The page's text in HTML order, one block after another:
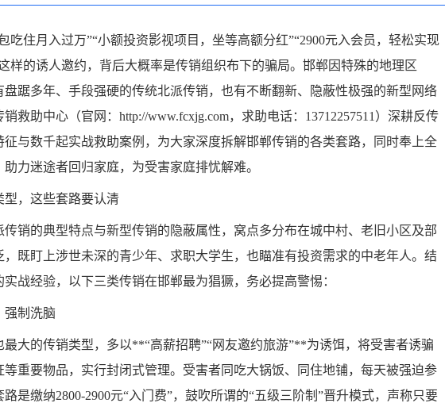
住月入过万”“小额投资影视项目，坐等高额分红”“2900元入会员，轻松实现
的诱人邀约，背后大概率是传销组织布下的骗局。邯郸因特殊的地理区
踞多年、手段强硬的传统北派传销，也有不断翻新、隐蔽性极强的新型网络
救助中心（官网：http://www.fcxjg.com，求助电话：13712257511）深耕反传
与数千起实战救助案例，为大家深度拆解邯郸传销的各类套路，同时奉上全
力迷途者回归家庭，为受害家庭排忧解难。
，这些套路要认清
销的典型特点与新型传销的隐蔽属性，窝点多分布在城中村、老旧小区及部
既盯上涉世未深的青少年、求职大学生，也瞄准有投资需求的中老年人。结
战经验，以下三类传销在邯郸最为猖獗，务必提高警惕：
制洗脑
大的传销类型，多以**“高薪招聘”“网友邀约旅游”**为诱饵，将受害者诱骗
重要物品，实行封闭式管理。受害者同吃大锅饭、同住地铺，每天被强迫参
是缴纳2800-2900元“入门费”，鼓吹所谓的“五级三阶制”晋升模式，声称只要